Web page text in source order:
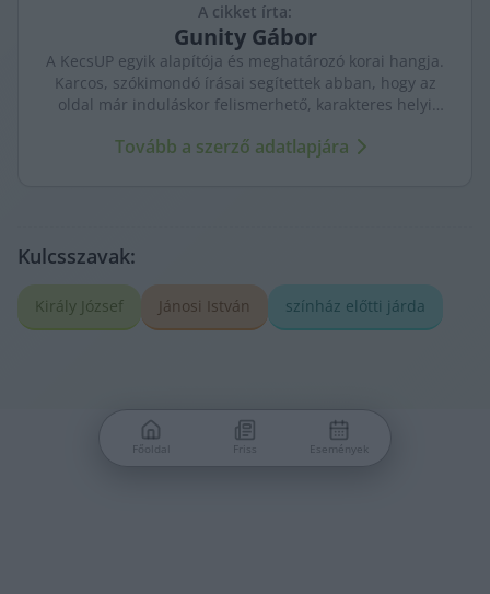
A cikket írta:
Gunity Gábor
A KecsUP egyik alapítója és meghatározó korai hangja.
Karcos, szókimondó írásai segítettek abban, hogy az
oldal már induláskor felismerhető, karakteres helyi
Tovább a szerző adatlapjára
Kulcsszavak:
Király József Jánosi István színház előtti járda
Főoldal Friss Események